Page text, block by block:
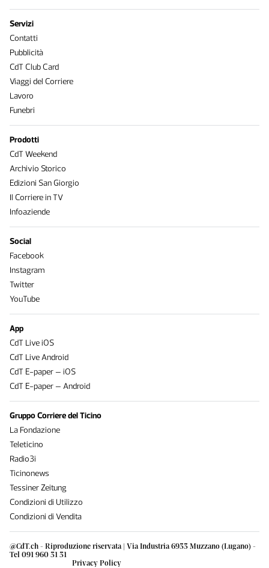
@CdT.ch - Riproduzione riservata | Via Industria 6933 Muzzano (Lugano) -
Tel 091 960 31 31
Privacy Policy
Servizi
Contatti
Pubblicità
CdT Club Card
Viaggi del Corriere
Lavoro
Funebri
Prodotti
CdT Weekend
Archivio Storico
Edizioni San Giorgio
Il Corriere in TV
Infoaziende
Social
Facebook
Instagram
Twitter
YouTube
App
CdT Live iOS
CdT Live Android
CdT E-paper – iOS
CdT E-paper – Android
Gruppo Corriere del Ticino
La Fondazione
Teleticino
Radio3i
Ticinonews
Tessiner Zeitung
Condizioni di Utilizzo
Condizioni di Vendita